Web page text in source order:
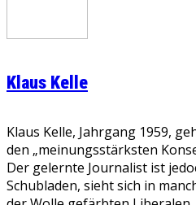
Klaus Kelle
Klaus Kelle, Jahrgang 1959,
den „meinungsstärksten
Der gelernte Journalist ist
Schubladen, sieht sich in